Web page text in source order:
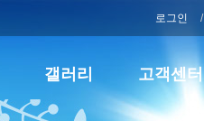
로그인
갤러리 고객센터